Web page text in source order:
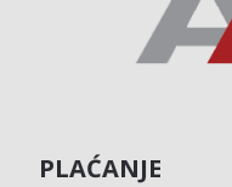
PLAĆANJE